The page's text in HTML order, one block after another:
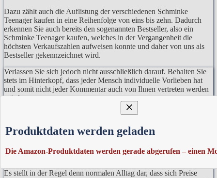
Produktdaten werden geladen
Die Amazon-Produktdaten werden gerade abgerufen – einen
Dazu zählt auch die Auflistung der verschiedenen Schminke
Teenager kaufen in eine Reihenfolge von eins bis zehn. Dadurch
erkennen Sie auch bereits den sogenannten Bestseller, also ein
Schminke Teenager kaufen, welches in der Vergangenheit die
höchsten Verkaufszahlen aufweisen konnte und daher von uns als
Bestseller gekennzeichnet wird.
Verlassen Sie sich jedoch nicht ausschließlich darauf. Behalten Sie
stets im Hinterkopf, dass jeder Mensch individuelle Vorlieben hat
und somit nicht jeder Kommentar auch von Ihnen vertreten werden
würde.
Vergleichstabellen zu Schminke Teenager
Außerdem können Sie innerhalb der Vergleichstabelle auch den
Preis erkennen. Dies ist vor allem relevant bei den immer
vorhandenen Preisschwankungen auf dem Markt.
Es stellt in der Regel denn normalen Alltag dar, dass sich Preise